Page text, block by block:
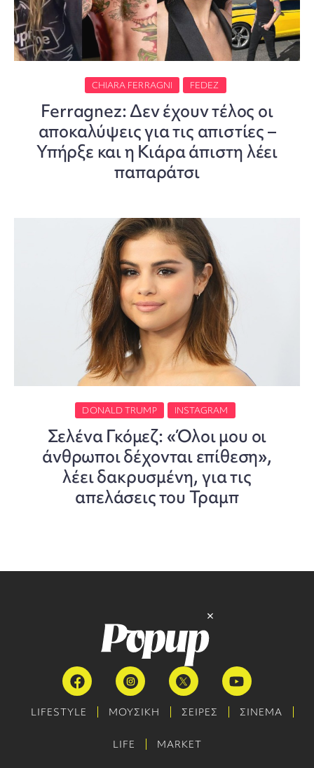
CHIARA FERRAGNI FEDEZ
Ferragnez: Δεν έχουν τέλος οι
αποκαλύψεις για τις απιστίες –
Υπήρξε και η Κιάρα άπιστη λέει
παπαράτσι
DONALD TRUMP INSTAGRAM
Σελένα Γκόμεζ: «Όλοι μου οι
άνθρωποι δέχονται επίθεση»,
λέει δακρυσμένη, για τις
απελάσεις του Τραμπ
LIFESTYLE ΜΟΥΣΙΚΗ ΣΕΙΡΕΣ ΣΙΝΕΜΑ
LIFE MARKET